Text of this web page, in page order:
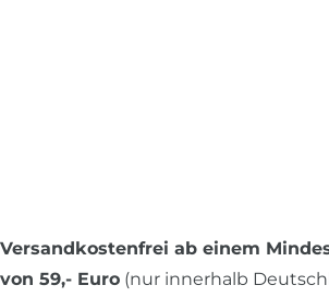
Versandkostenfrei ab einem
von 59,- Euro (nur innerhalb